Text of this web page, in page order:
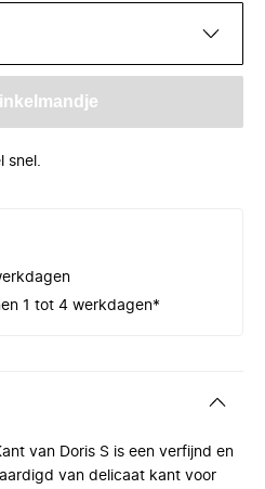
snel.
1 tot 4 werkdagen*
van Doris S is een verfijnd en
van delicaat kant voor